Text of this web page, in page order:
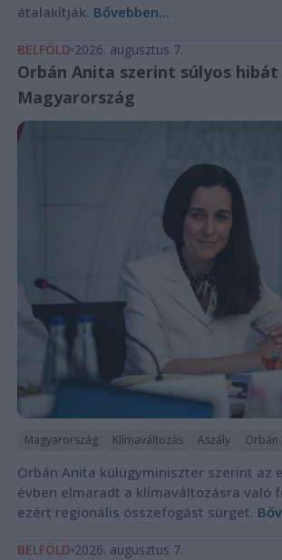
átalakítják. Bővebben...
BELFÖLD 2026. augusztus 7.
Orbán Anita szerint súlyos
Magyarország
Magyarország Klímaváltozás Aszály Orbán
Orbán Anita külügyminiszter szerint az
évben elmaradt a klímaváltozásra való
ezért regionális összefogást sürget.
BELFÖLD 2026. augusztus 7.